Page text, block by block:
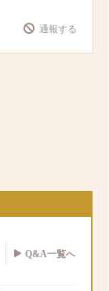
通報する
Q&A一覧へ